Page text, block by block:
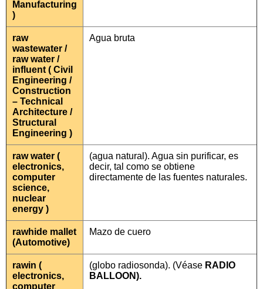
Manufacturing
)
raw
wastewater /
raw water /
influent ( Civil
Engineering /
Construction
– Technical
Architecture /
Structural
Engineering )
Agua bruta
raw water (
electronics,
computer
science,
nuclear
energy )
(agua natural). Agua sin purificar, es
decir, tal como se obtiene
directamente de las fuentes naturales.
rawhide mallet
(Automotive)
Mazo de cuero
rawin (
electronics,
computer
(globo radiosonda). (Véase RADIO
BALLOON).